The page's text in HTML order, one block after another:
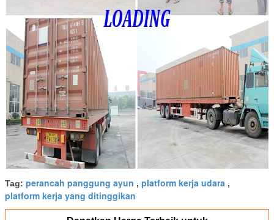
Tag: perancah panggung ayun , platform kerja udara ,
platform kerja yang ditinggikan